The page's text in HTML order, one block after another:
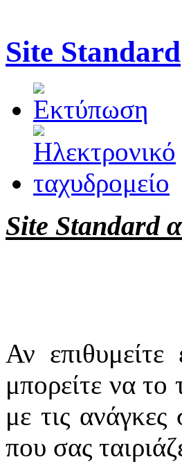
Site Standard
Site Standard
Αν
μπορείτε να
με τις
που σας